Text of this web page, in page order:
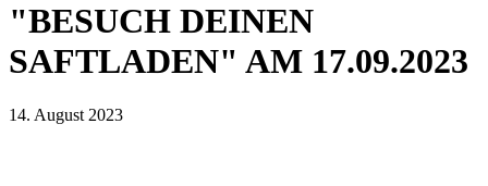
"BESUCH DEINEN
SAFTLADEN" AM 17.09.2023
14. August 2023